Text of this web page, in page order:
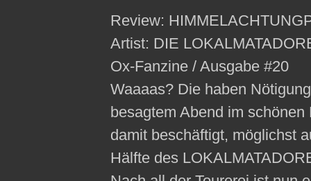
Review:
Artist: DIE
Ox-Fanzine / Ausgabe #20
Waaaas? Die haben
besagtem Abend im
damit beschäftigt, möglichst
Hälfte des